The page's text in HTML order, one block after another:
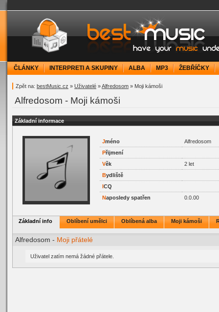
bestMusic.cz - Have your music under
ČLÁNKY INTERPRETI A SKUPINY ALBA MP3 ŽEBŘÍČKY
Zpět na: bestMusic.cz » Uživatelé »Alfredosom » Moji kámoši
Alfredosom - Moji kámoši
Základní informace
Jméno
Alfredosom
Přijmení
Věk
2 let
Bydliště
ICQ
Naposledy spatřen 0.0.00
Základní info Oblíbení umělci Oblíbená alba Moji kámoši
Alfredosom - Moji přátelé
Uživatel zatím nemá žádné přátele.